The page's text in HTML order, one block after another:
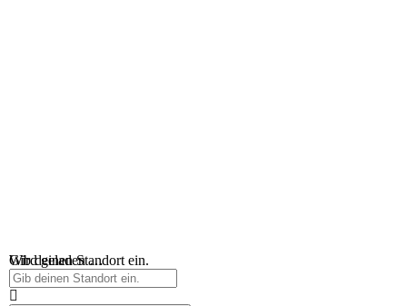
Wird geladen …
Gib deinen Standort ein.